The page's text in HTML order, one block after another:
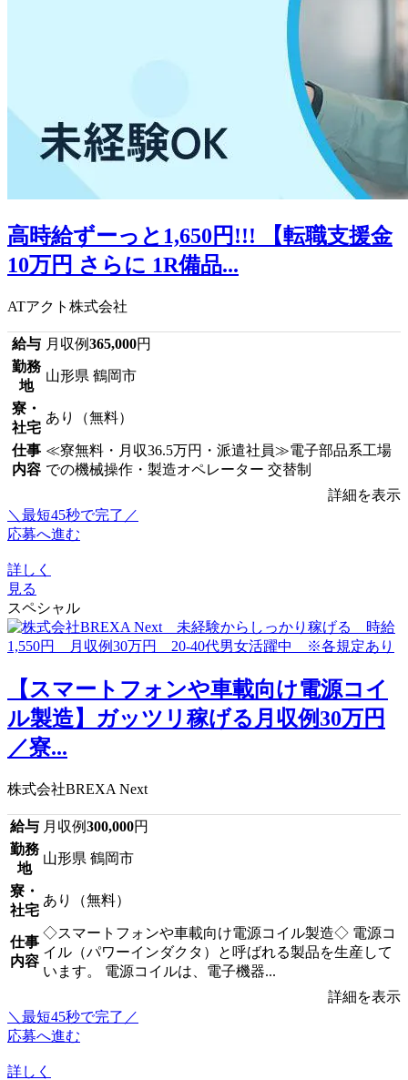
高時給ずーっと1,650円!!! 【転職支援金
10万円 さらに 1R備品...
ATアクト株式会社
給与 月収例365,000円
勤務
地
山形県 鶴岡市
寮・
社宅
あり（無料）
仕事
内容
≪寮無料・月収36.5万円・派遣社員≫電子部品系工場
での機械操作・製造オペレーター 交替制
詳細を表示
＼最短45秒で完了／
応募へ進む
詳しく
見る
スペシャル
【スマートフォンや車載向け電源コイ
ル製造】ガッツリ稼げる月収例30万円
／寮...
株式会社BREXA Next
給与 月収例300,000円
勤務
地
山形県 鶴岡市
寮・
社宅
あり（無料）
仕事
内容
◇スマートフォンや車載向け電源コイル製造◇ 電源コ
イル（パワーインダクタ）と呼ばれる製品を生産して
います。 電源コイルは、電子機器...
詳細を表示
＼最短45秒で完了／
応募へ進む
詳しく